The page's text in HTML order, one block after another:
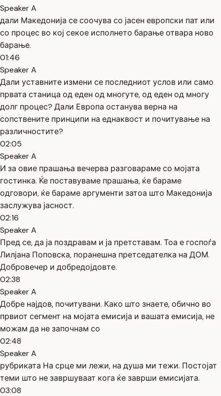
Speaker A
дали Македонија се соочува со јасен европски пат или
со процес во кој секое исполнето барање отвара ново
барање.
01:46
Speaker A
Дали уставните измени се последниот услов или само
првата станица од еден од многуте, од еден од многу
долг процес? Дали Европа останува верна на
сопствените принципи на еднаквост и почитување на
различностите?
02:05
Speaker A
И за овие прашања вечерва разговараме со мојата
гостинка. Ќе поставуваме прашања, ќе бараме
одговори, ќе бараме аргументи затоа што Македонија
заслужува јасност.
02:16
Speaker A
Пред се, да ја поздравам и ја претставам. Тоа е госпоѓа
Лилјана Поповска, поранешна претседателка на ДОМ.
Добровечер и добредојдовте.
02:38
Speaker A
Добре најдов, почитувани. Како што знаете, обично во
првиот сегмент на мојата емисија и вашата емисија, не
можам да не започнам со
02:48
Speaker A
рубриката На срце ми лежи, на душа ми тежи. Постојат
теми што не завршуваат кога ќе заврши емисијата.
03:08